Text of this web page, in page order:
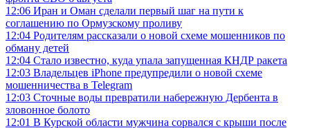
12:06 Иран и Оман сделали первый шаг на пути к
соглашению по Ормузскому проливу
12:04 Родителям рассказали о новой схеме мошенников по
обману детей
12:04 Стало известно, куда упала запущенная КНДР ракета
12:03 Владельцев iPhone предупредили о новой схеме
мошенничества в Telegram
12:03 Сточные воды превратили набережную Дербента в
зловонное болото
12:01 В Курской области мужчина сорвался с крыши после